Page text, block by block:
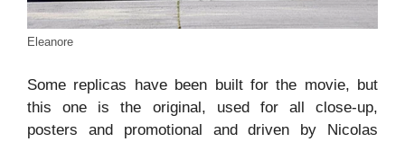
Eleanore
Some replicas have been built for the movie, but
this one is the original, used for all close-up,
posters and promotional and driven by Nicolas